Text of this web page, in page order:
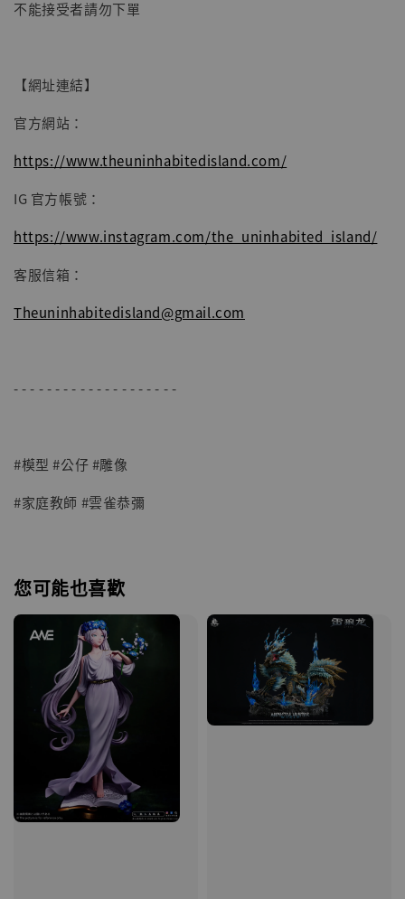
不能接受者請勿下單
【網址連結】
官方網站：
https://www.theuninhabitedisland.com/
IG 官方帳號：
https://www.instagram.com/the_uninhabited_island/
客服信箱：
Theuninhabitedisland@gmail.com
- - - - - - - - - - - - - - - - - - - -
#模型 #公仔 #雕像
#家庭教師 #雲雀恭彌
您可能也喜歡